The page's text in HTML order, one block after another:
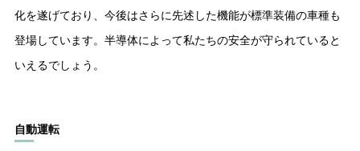
化を遂げており、今後はさらに先述した機能が標準装備の車種も
登場しています。半導体によって私たちの安全が守られていると
いえるでしょう。
自動運転